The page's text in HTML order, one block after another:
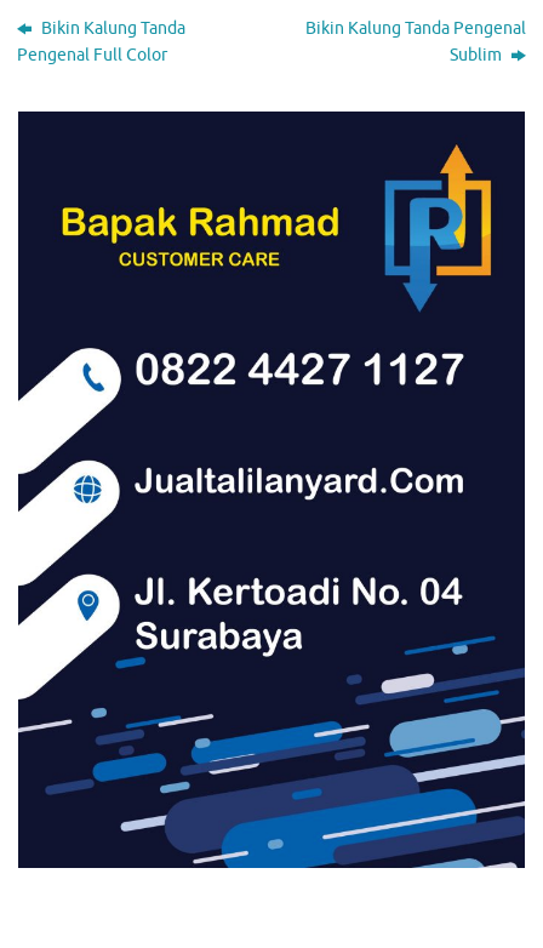
Bikin Kalung Tanda
Pengenal Full Color
Bikin Kalung Tanda Pengenal
Sublim